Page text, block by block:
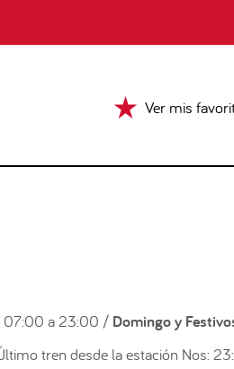
Ver mis
07:00 a 23:00 / Domingo y
tren desde la estación Nos: